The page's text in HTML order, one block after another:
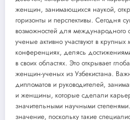
женщин, занимающихся наукой,
горизонты и перспективы. Сегодня
возможностей для международного
ученые активно участвуют в
конференциях, делясь
в своих областях. Это открывает
женщин-ученых из Узбекистана.
дипломатов и руководителей,
и женщины, которые сделали
значительными научными
значение, поскольку такие